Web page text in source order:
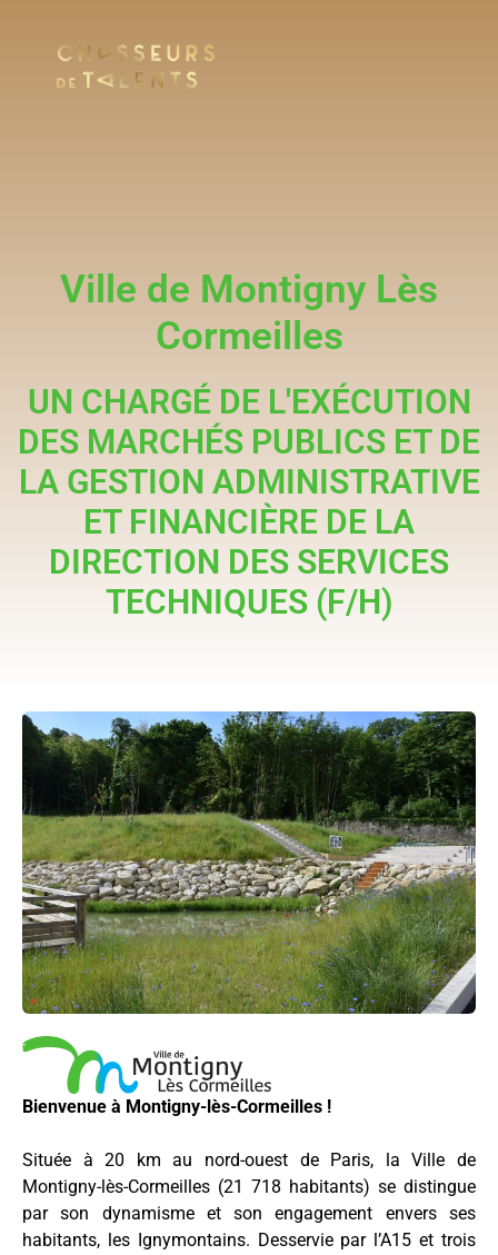
Ville de Montigny Lès
Cormeilles
UN CHARGÉ DE L'EXÉCUTION
DES MARCHÉS PUBLICS ET DE
LA GESTION ADMINISTRATIVE
ET FINANCIÈRE DE LA
DIRECTION DES SERVICES
TECHNIQUES (F/H)
Bienvenue à Montigny-lès-Cormeilles !
Située à 20 km au nord-ouest de Paris, la Ville de
Montigny-lès-Cormeilles (21 718 habitants) se distingue
par son dynamisme et son engagement envers ses
habitants, les Ignymontains. Desservie par l’A15 et trois